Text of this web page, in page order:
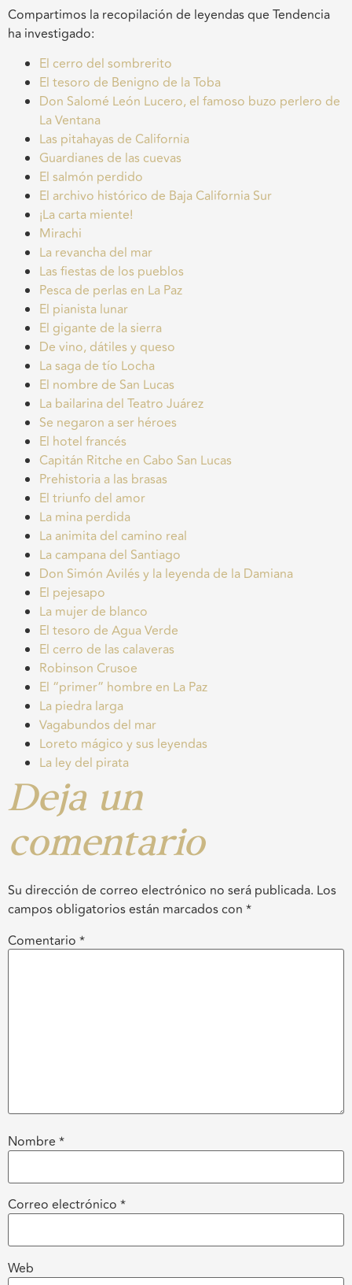
Compartimos la recopilación de leyendas que Tendencia
ha investigado:
El cerro del sombrerito
El tesoro de Benigno de la Toba
Don Salomé León Lucero, el famoso buzo perlero de
La Ventana
Las pitahayas de California
Guardianes de las cuevas
El salmón perdido
El archivo histórico de Baja California Sur
¡La carta miente!
Mirachi
La revancha del mar
Las fiestas de los pueblos
Pesca de perlas en La Paz
El pianista lunar
El gigante de la sierra
De vino, dátiles y queso
La saga de tío Locha
El nombre de San Lucas
La bailarina del Teatro Juárez
Se negaron a ser héroes
El hotel francés
Capitán Ritche en Cabo San Lucas
Prehistoria a las brasas
El triunfo del amor
La mina perdida
La animita del camino real
La campana del Santiago
Don Simón Avilés y la leyenda de la Damiana
El pejesapo
La mujer de blanco
El tesoro de Agua Verde
El cerro de las calaveras
Robinson Crusoe
El “primer” hombre en La Paz
La piedra larga
Vagabundos del mar
Loreto mágico y sus leyendas
La ley del pirata
Deja un
comentario
Su dirección de correo electrónico no será publicada. Los
campos obligatorios están marcados con *
Comentario *
Nombre *
Correo electrónico *
Web